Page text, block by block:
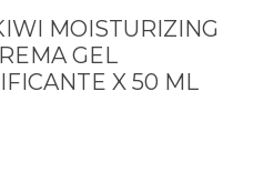
MOISTURIZING
GEL
X 50 ML